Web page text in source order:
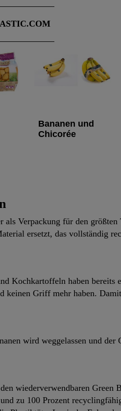
Bananen und
Chicorée
als Verpackung für den
ersetzt, das vollständig
Kochkartoffeln haben
keinen Griff mehr haben.
wird weggelassen und
wiederverwendbaren Green
zu 100 Prozent